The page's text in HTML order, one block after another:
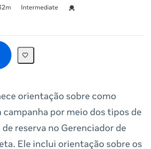
Intermediate
Credential For Completion
orientação sobre como
por meio dos tipos de
reserva no Gerenciador de
Ele inclui orientação sobre os